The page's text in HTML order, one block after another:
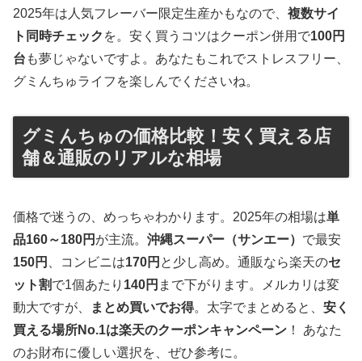
2025年は人気フレーバー限定生産かもなので、 複数サイ
ト同時チェック を。安く買うコツはクーポン併用で100円
台 も夢じゃないですよ。あなたもこれでストレスフリー、
グミんちゅライフを楽しんでくださいね。
グミんちゅの価格比較！安く買える店
舗＆通販のリアルな相場
価格で迷うの、めっちゃわかります。2025年の相場は単
品160～180円 が主流。 沖縄スーパー（サンエー） で最安
150円
、コンビニは170円 と少し高め。通販なら楽天のセ
ット割で1個あたり 140円 まで下がります。メルカリは変
動大ですが、
まとめ買いでお得。太字でまとめると、 安く
買える場所No.1は楽天のクーポンキャンペーン ！ あなた
のお財布に優しい選択を、ぜひ参考に。